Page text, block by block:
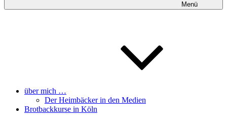
Menü
über mich …
Der Heimbäcker in den Medien
Brotbackkurse in Köln